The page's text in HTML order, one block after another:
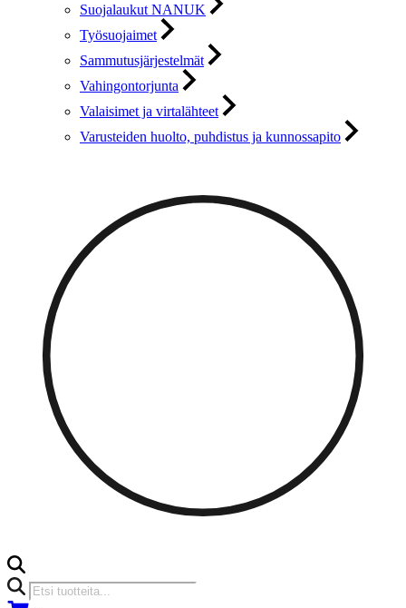
Suojalaukut NANUK
Työsuojaimet
Sammutusjärjestelmät
Vahingontorjunta
Valaisimet ja virtalähteet
Varusteiden huolto, puhdistus ja kunnossapito
Products
search